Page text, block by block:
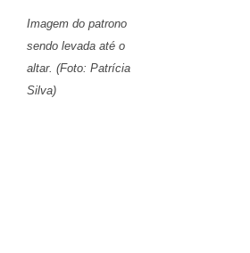
Imagem do patrono
sendo levada até o
altar. (Foto: Patrícia
Silva)